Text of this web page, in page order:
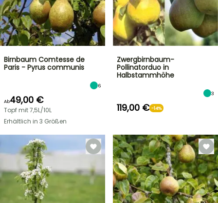
Birnbaum Comtesse de
Paris - Pyrus communis
6
Ab49,00 €
Topf mit 7,5L/10L
Erhältlich in 3 Größen
Zwergbirnbaum-
Pollinatorduo in
Halbstammhöhe
3
119,00 € -14%